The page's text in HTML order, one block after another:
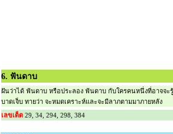
6. ฟันดาบ
ฝันว่าได้ ฟันดาบ หรือประลอง ฟันดาบ กับใครคนหนึ่งที่อาจจะ
บาดเจ็บ ทายว่า จะหมดเคราะห์และจะมีลาภตามมาภายหลัง
เลขเด็ด 29, 34, 294, 298, 384